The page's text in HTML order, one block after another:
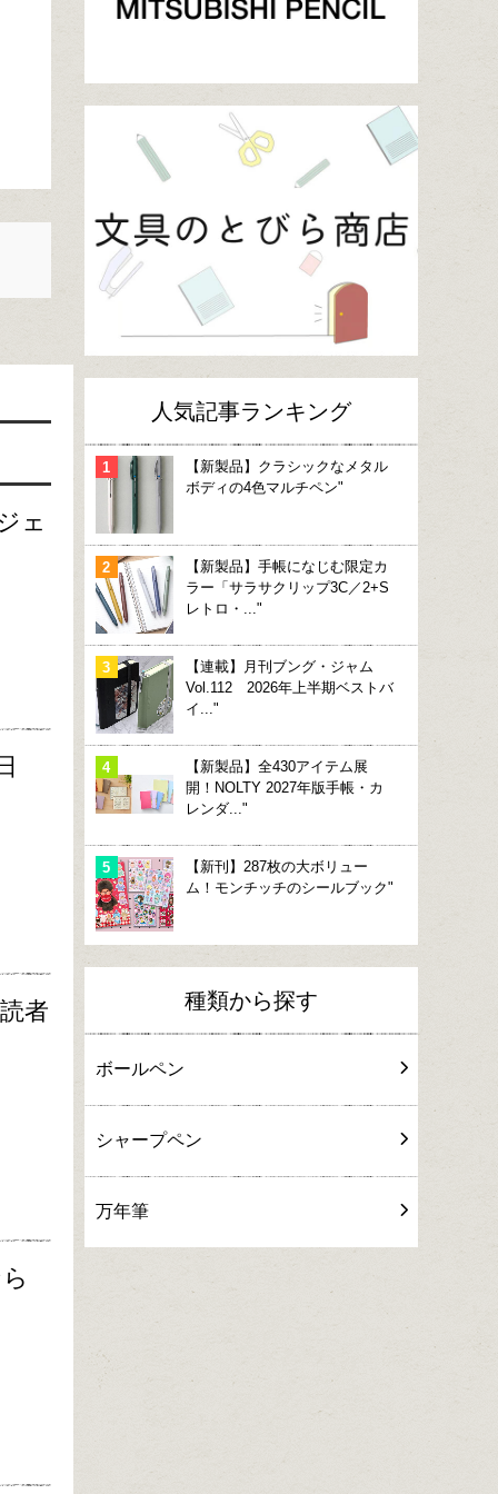
ェ
者
人気記事ランキング
【新製品】クラシックなメタル
ボディの4色マルチペン"
【新製品】手帳になじむ限定カ
ラー「サラサクリップ3C／2+S
レトロ・..."
【連載】月刊ブング・ジャム
Vol.112 2026年上半期ベストバ
イ..."
【新製品】全430アイテム展
開！NOLTY 2027年版手帳・カ
レンダ..."
【新刊】287枚の大ボリュー
ム！モンチッチのシールブック"
種類から探す
ボールペン
シャープペン
万年筆